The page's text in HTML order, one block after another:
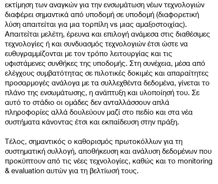
εκτίμηση των αναγκών για την ενσωμάτωση νέων τεχνολογιών
διαφέρει σημαντικά από υποδομή σε υποδομή (διαφορετική
λύση απαιτείται για μια τορπίλη vs μιας αμαξοστοιχίας).
Απαιτείται μελέτη, έρευνα και επιλογή ανάμεσα στις διαθέσιμες
τεχνολογίες ή και συνδυασμός τεχνολογιών έτσι ώστε να
ευθυγραμμίζονται με τον τρόπο λειτουργίας και τις
υφιστάμενες συνθήκες της υποδομής. Στη συνέχεια, μέσα από
ελέγχους συμβατότητας σε πιλοτικές δοκιμές και απαραίτητες
προσαρμογές ανάλογα με τα συλλεχθέντα δεδομένα, γίνεται το
πλάνο της ενσωμάτωσης, η ανάπτυξη και υλοποίησή του. Σε
αυτό το στάδιο οι ομάδες δεν ανταλλάσσουν απλά
πληροφορίες αλλά δουλεύουν μαζί στο πεδίο και στα νέα
συστήματα κάνοντας έτσι και εκπαίδευση στην πράξη.
Τέλος, σημαντικός ο καθορισμός πρωτοκόλλων για τη
συστηματική συλλογή, αποθήκευση και ανάλυση δεδομένων που
προκύπτουν από τις νέες τεχνολογίες, καθώς και το monitoring
& evaluation αυτών για τη βελτίωσή τους.